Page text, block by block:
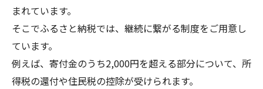
まれています。
そこでふるさと納税では、継続に繋がる制度をご用意し
ています。
例えば、寄付金のうち2,000円を超える部分について、 所
得税の還付や住民税の控除が受けられます。